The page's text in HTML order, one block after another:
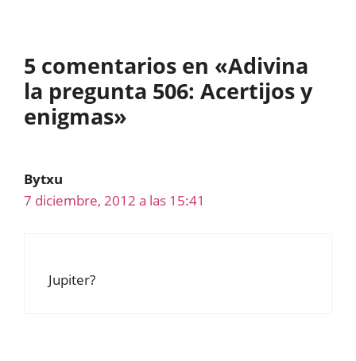
5 comentarios en «Adivina
la pregunta 506: Acertijos y
enigmas»
Bytxu
7 diciembre, 2012 a las 15:41
Jupiter?